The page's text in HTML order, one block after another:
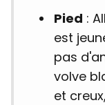
Pied :
est
pas
volve
et